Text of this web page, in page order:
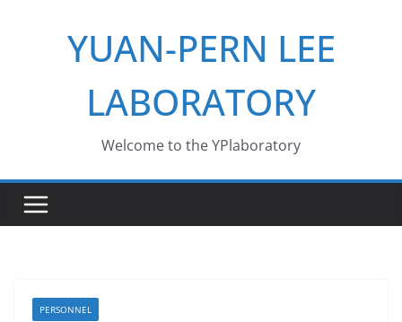
YUAN-PERN LEE
LABORATORY
Welcome to the YPlaboratory
PERSONNEL